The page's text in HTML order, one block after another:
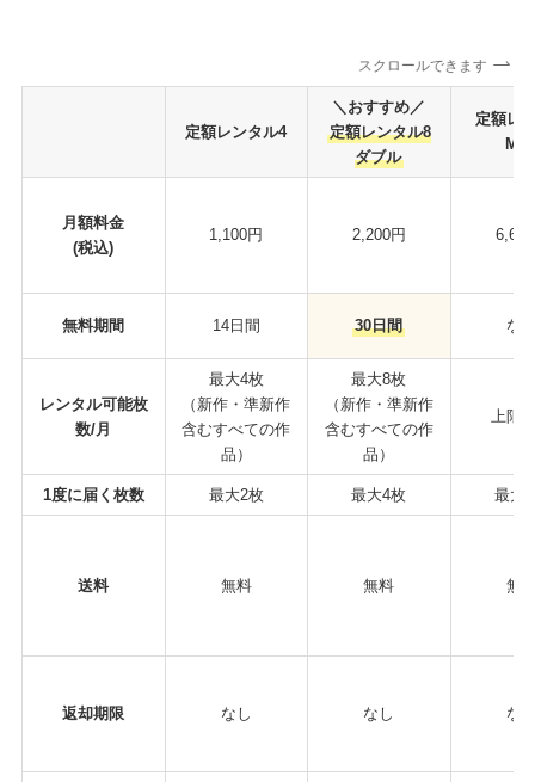
スクロールできます
定額レンタル4
＼おすすめ／
定額レンタル8
ダブル
定額レ
月額料金
(税込)
1,100円 2,200円
無料期間 14日間 30日間 な
レンタル可能枚
数/月
最大4枚
（新作・準新作
含むすべての作
品）
最大8枚
（新作・準新作
含むすべての作
品）
上限
1度に届く枚数 最大2枚 最大4枚 最大
送料 無料 無料 無
返却期限 なし なし な